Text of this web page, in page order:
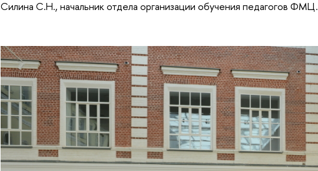
Силина С.Н., начальник отдела организации обучения педагогов ФМЦ.